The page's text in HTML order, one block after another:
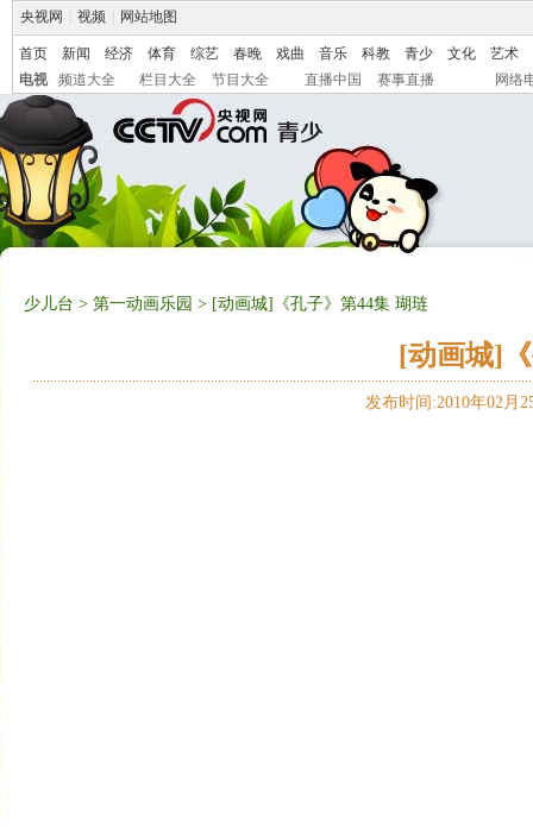
央视网 视频 网站地图
首页 新闻 经济 体育 综艺 春晚 戏曲 音乐 科教 青少 文化
艺术
电视
频道大全 栏目大全 节目大全 直播中国 赛事直播 网络
少儿台 > 第一动画乐园 > [动画城]《孔子》第44集 瑚琏
[动画城]
发布时间:2010年02月